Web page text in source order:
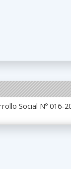
Social Nº 016-